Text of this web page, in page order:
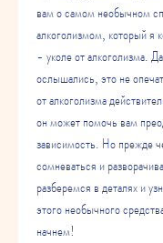
вам о самом необычном
алкоголизмом, который я
- уколе от алкоголизма.
ослышались, это не
от алкоголизма
он может помочь вам
зависимость. Но прежде
сомневаться и
разберемся в деталях и
этого необычного
начнем!